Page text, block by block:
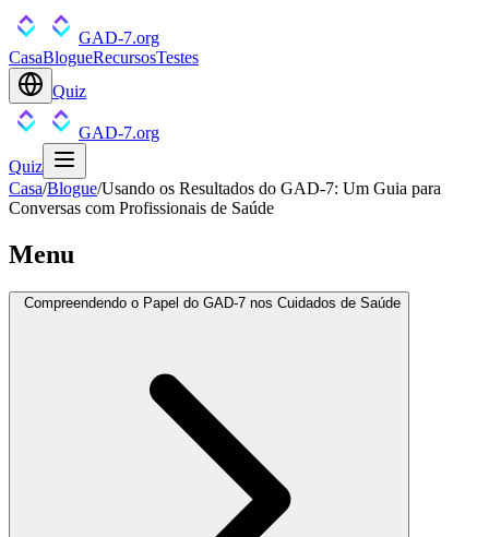
GAD-7.org
CasaBlogueRecursosTestes
Quiz
GAD-7.org
Quiz
Casa/Blogue/Usando os Resultados do GAD-7: Um Guia para
Conversas com Profissionais de Saúde
Menu
Compreendendo o Papel do GAD-7 nos Cuidados de Saúde